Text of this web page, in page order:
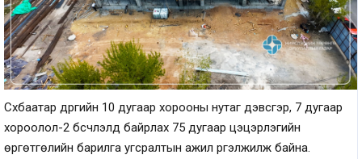
Сүхбаатар дүүргийн 10 дугаар хорооны нутаг дэвсгэр, 7 дугаар
хороолол-2 бүсчлэлд байрлах 75 дугаар цэцэрлэгийн
өргөтгөлийн барилга угсралтын ажил үргэлжилж байна.